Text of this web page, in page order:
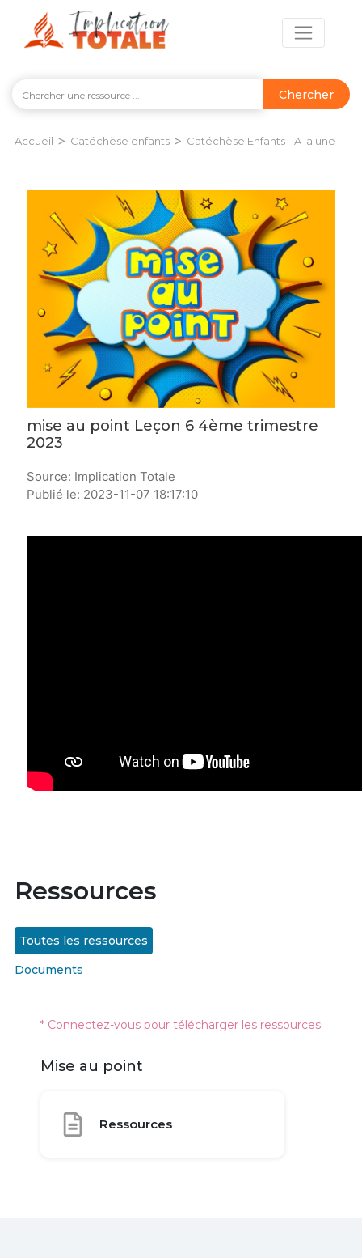
Chercher
Accueil > Catéchèse enfants > Catéchèse Enfants - A la une
mise au point Leçon 6 4ème trimestre
2023
Source: Implication Totale
Publié le: 2023-11-07 18:17:10
Ressources
Toutes les ressources
Documents
* Connectez-vous pour télécharger les ressources
Mise au point
Ressources